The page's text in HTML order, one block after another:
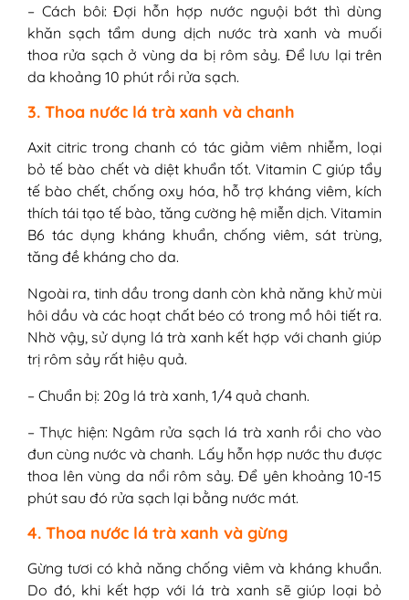
– Cách bôi: Đợi hỗn hợp nước nguội bớt thì dùng
khăn sạch tẩm dung dịch nước trà xanh và muối
thoa rửa sạch ở vùng da bị rôm sảy. Để lưu lại trên
da khoảng 10 phút rồi rửa sạch.
3. Thoa nước lá trà xanh và chanh
Axit citric trong chanh có tác giảm viêm nhiễm, loại
bỏ tế bào chết và diệt khuẩn tốt. Vitamin C giúp tẩy
tế bào chết, chống oxy hóa, hỗ trợ kháng viêm, kích
thích tái tạo tế bào, tăng cường hệ miễn dịch. Vitamin
B6 tác dụng kháng khuẩn, chống viêm, sát trùng,
tăng đề kháng cho da.
Ngoài ra, tinh dầu trong danh còn khả năng khử mùi
hôi dầu và các hoạt chất béo có trong mồ hôi tiết ra.
Nhờ vậy, sử dụng lá trà xanh kết hợp với chanh giúp
trị rôm sảy rất hiệu quả.
– Chuẩn bị: 20g lá trà xanh, 1/4 quả chanh.
– Thực hiện: Ngâm rửa sạch lá trà xanh rồi cho vào
đun cùng nước và chanh. Lấy hỗn hợp nước thu được
thoa lên vùng da nổi rôm sảy. Để yên khoảng 10-15
phút sau đó rửa sạch lại bằng nước mát.
4. Thoa nước lá trà xanh và gừng
Gừng tươi có khả năng chống viêm và kháng khuẩn.
Do đó, khi kết hợp với lá trà xanh sẽ giúp loại bỏ